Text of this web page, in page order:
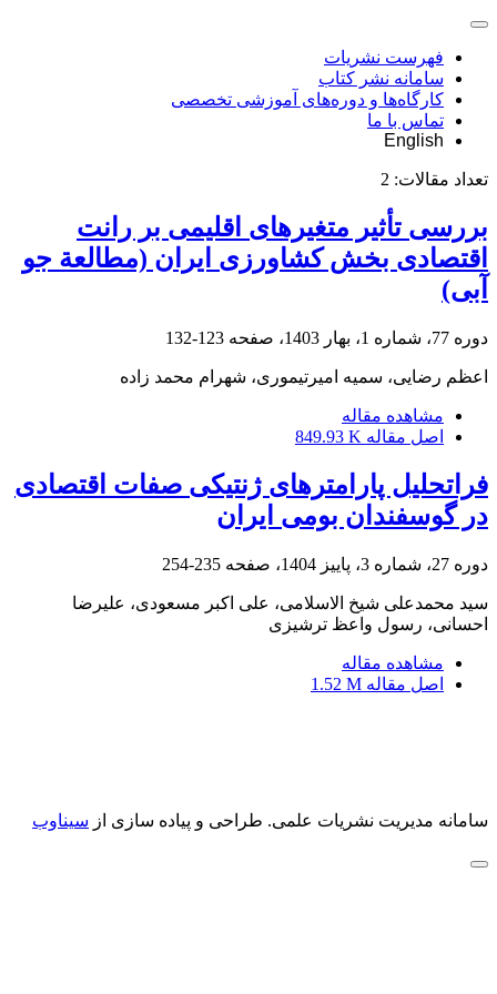
فهرست نشریات
سامانه نشر کتاب
کارگاه‌ها و دوره‌های آموزشی تخصصی
تماس با ما
English
تعداد مقالات: 2
بررسی تأثیر متغیرهای اقلیمی بر رانت
اقتصادی بخش کشاورزی ایران (مطالعة جو
آبی)
دوره 77، شماره 1، بهار 1403، صفحه 123-132
اعظم رضایی، سمیه امیرتیموری، شهرام محمد زاده
مشاهده مقاله
اصل مقاله 849.93 K
فراتحلیل پارامتر‌های ژنتیکی صفات اقتصادی
در گوسفندان بومی ایران
دوره 27، شماره 3، پاییز 1404، صفحه 235-254
سید محمدعلی شیخ الاسلامی، علی اکبر مسعودی، علیرضا
احسانی، رسول واعظ ترشیزی
مشاهده مقاله
اصل مقاله 1.52 M
سامانه مدیریت نشریات علمی. طراحی و پیاده سازی از سیناوب